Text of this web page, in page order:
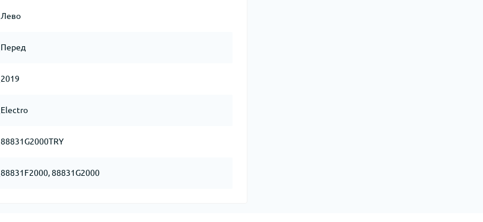
Лево
Перед
2019
Electro
88831G2000TRY
88831F2000, 88831G2000